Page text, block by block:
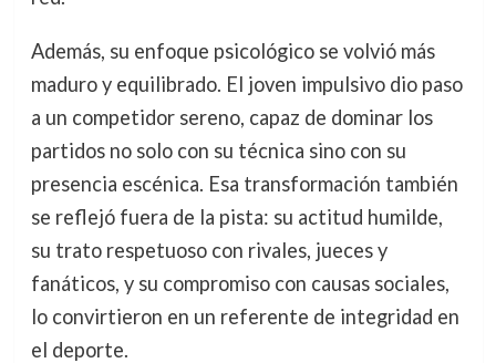
Además, su enfoque psicológico se volvió más
maduro y equilibrado. El joven impulsivo dio paso
a un competidor sereno, capaz de dominar los
partidos no solo con su técnica sino con su
presencia escénica. Esa transformación también
se reflejó fuera de la pista: su actitud humilde,
su trato respetuoso con rivales, jueces y
fanáticos, y su compromiso con causas sociales,
lo convirtieron en un referente de integridad en
el deporte.